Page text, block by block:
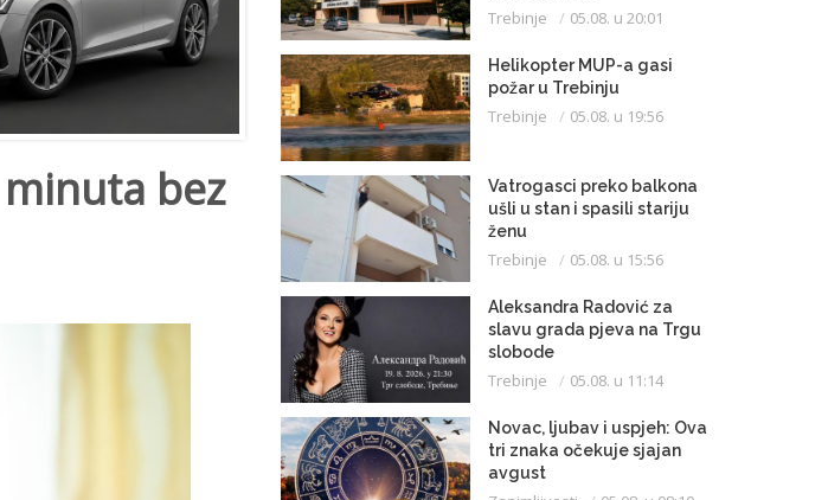
bez
Trebinje 05.08. u 20:01
Helikopter MUP-a gasi
požar u Trebinju
Trebinje 05.08. u 19:56
Vatrogasci preko balkona
ušli u stan i spasili stariju
ženu
Trebinje 05.08. u 15:56
Aleksandra Radović za
slavu grada pjeva na Trgu
slobode
Trebinje 05.08. u 11:14
Novac, ljubav i uspjeh: Ova
tri znaka očekuje sjajan
avgust